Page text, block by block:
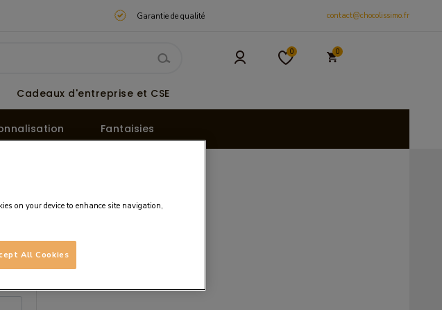
Garantie de qualité contact@chocolissimo.fr
0 0
Cadeaux d'entreprise et CSE
Fantaisies
on your device to enhance site navigation,
All Cookies